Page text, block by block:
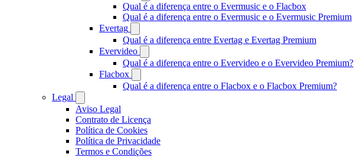
Qual é a diferença entre o Evermusic e o Flacbox
Qual é a diferença entre o Evermusic e o Evermusic Premium
Evertag
Qual é a diferença entre Evertag e Evertag Premium
Evervideo
Qual é a diferença entre o Evervideo e o Evervideo Premium?
Flacbox
Qual é a diferença entre o Flacbox e o Flacbox Premium?
Legal
Aviso Legal
Contrato de Licença
Política de Cookies
Política de Privacidade
Termos e Condições